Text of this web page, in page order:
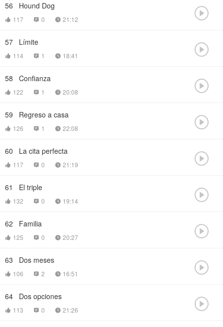
56 Hound Dog
 117  0  21:12 
57 Límite
 114  1  18:41 
58 Confianza
 122  1  20:08 
59 Regreso a casa
 126  1  22:08 
60 La cita perfecta
 117  0  21:19 
61 El triple
 132  0  19:14 
62 Familia
 125  0  20:27 
63 Dos meses
 106  2  16:51 
64 Dos opciones
 113  0  21:26 